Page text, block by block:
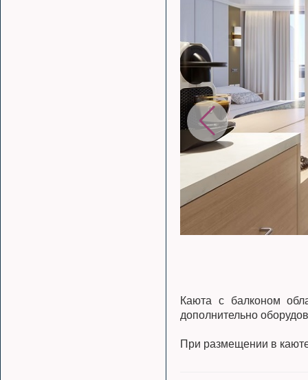
Каюта с балконом
дополнительно
При размещении в